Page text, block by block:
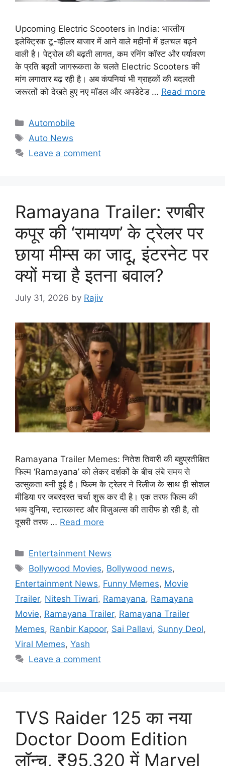
Upcoming Electric Scooters in India: भारतीय
इलेक्ट्रिक टू-व्हीलर बाजार में आने वाले महीनों में हलचल बढ़ने
वाली है। पेट्रोल की बढ़ती लागत, कम रनिंग कॉस्ट और पर्यावरण
के प्रति बढ़ती जागरूकता के चलते Electric Scooters की
मांग लगातार बढ़ रही है। अब कंपनियां भी ग्राहकों की बदलती
जरूरतों को देखते हुए नए मॉडल और अपडेटेड … Read more
Categories
Automobile
Tags
Auto News
Leave a comment
Ramayana Trailer: रणबीर
कपूर की ‘रामायण’ के ट्रेलर पर
छाया मीम्स का जादू, इंटरनेट पर
क्यों मचा है इतना बवाल?
July 31, 2026 by Rajiv
Ramayana Trailer Memes: नितेश तिवारी की बहुप्रतीक्षित
फिल्म ‘Ramayana’ को लेकर दर्शकों के बीच लंबे समय से
उत्सुकता बनी हुई है। फिल्म के ट्रेलर ने रिलीज के साथ ही सोशल
मीडिया पर जबरदस्त चर्चा शुरू कर दी है। एक तरफ फिल्म की
भव्य दुनिया, स्टारकास्ट और विजुअल्स की तारीफ हो रही है, तो
दूसरी तरफ … Read more
Categories
Entertainment News
Tags
Bollywood Movies, Bollywood news,
Entertainment News, Funny Memes, Movie
Trailer, Nitesh Tiwari, Ramayana, Ramayana
Movie, Ramayana Trailer, Ramayana Trailer
Memes, Ranbir Kapoor, Sai Pallavi, Sunny Deol,
Viral Memes, Yash
Leave a comment
TVS Raider 125 का नया
Doctor Doom Edition
लॉन्च, ₹95,320 में Marvel